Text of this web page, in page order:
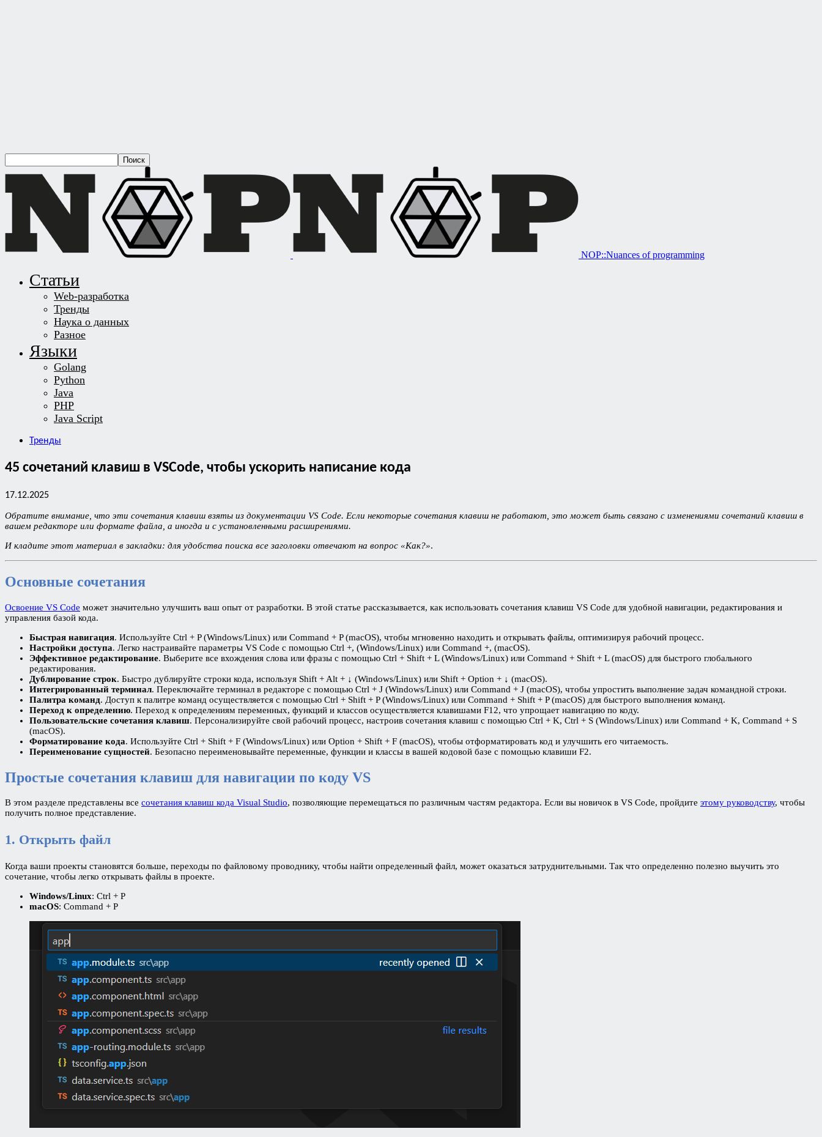
NOP::Nuances of programming
Статьи
Web-разработка
Тренды
Наука о данных
Разное
Языки
Golang
Python
Java
PHP
Java Script
Тренды
45 сочетаний клавиш в VSCode, чтобы ускорить написание кода
17.12.2025
Обратите внимание, что эти сочетания клавиш взяты из документации VS Code. Если некоторые сочетания клавиш не работают, это может быть связано с изменениями сочетаний клавиш в
вашем редакторе или формате файла, а иногда и с установленными расширениями.
И кладите этот материал в закладки: для удобства поиска все заголовки отвечают на вопрос «Как?».
Основные сочетания
Освоение VS Code может значительно улучшить ваш опыт от разработки. В этой статье рассказывается, как использовать сочетания клавиш VS Code для удобной навигации, редактирования и
управления базой кода.
Быстрая навигация. Используйте Ctrl + P (Windows/Linux) или Command + P (macOS), чтобы мгновенно находить и открывать файлы, оптимизируя рабочий процесс.
Настройки доступа. Легко настраивайте параметры VS Code с помощью Ctrl +, (Windows/Linux) или Command +, (macOS).
Эффективное редактирование. Выберите все вхождения слова или фразы с помощью Ctrl + Shift + L (Windows/Linux) или Command + Shift + L (macOS) для быстрого глобального
редактирования.
Дублирование строк. Быстро дублируйте строки кода, используя Shift + Alt + ↓ (Windows/Linux) или Shift + Option + ↓ (macOS).
Интегрированный терминал. Переключайте терминал в редакторе с помощью Ctrl + J (Windows/Linux) или Command + J (macOS), чтобы упростить выполнение задач командной строки.
Палитра команд. Доступ к палитре команд осуществляется с помощью Ctrl + Shift + P (Windows/Linux) или Command + Shift + P (macOS) для быстрого выполнения команд.
Переход к определению. Переход к определениям переменных, функций и классов осуществляется клавишами F12, что упрощает навигацию по коду.
Пользовательские сочетания клавиш. Персонализируйте свой рабочий процесс, настроив сочетания клавиш с помощью Ctrl + K, Ctrl + S (Windows/Linux) или Command + K, Command + S
(macOS).
Форматирование кода. Используйте Ctrl + Shift + F (Windows/Linux) или Option + Shift + F (macOS), чтобы отформатировать код и улучшить его читаемость.
Переименование сущностей. Безопасно переименовывайте переменные, функции и классы в вашей кодовой базе с помощью клавиши F2.
Простые сочетания клавиш для навигации по коду VS
В этом разделе представлены все сочетания клавиш кода Visual Studio, позволяющие перемещаться по различным частям редактора. Если вы новичок в VS Code, пройдите этому руководству, чтобы
получить полное представление.
1. Открыть файл
Когда ваши проекты становятся больше, переходы по файловому проводнику, чтобы найти определенный файл, может оказаться затруднительными. Так что определенно полезно выучить это
сочетание, чтобы легко открывать файлы в проекте.
Windows/Linux: Ctrl + P
macOS: Command + P